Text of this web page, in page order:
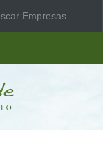
estrenan un nuevo